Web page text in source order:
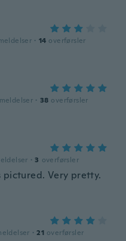
· 14 overførsler
· 38 overførsler
· 3 overførsler
pictured. Very pretty.
· 21 overførsler